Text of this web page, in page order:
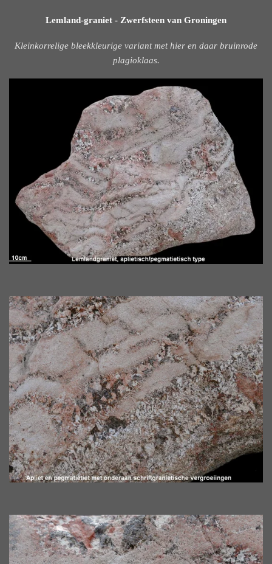
Lemland-graniet - Zwerfsteen van Groningen
Kleinkorrelige bleekkleurige variant met hier en daar bruinrode
plagioklaas.